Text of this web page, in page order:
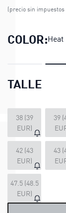
(precio sin impuestos
COLOR:
TALLE
38 (39
EUR)
39
42 (43
EUR)
43
47.5 (48.5
EUR)